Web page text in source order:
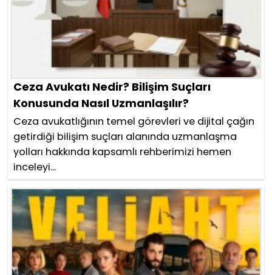
Ceza Avukatı Nedir? Bilişim Suçları
Konusunda Nasıl Uzmanlaşılır?
Ceza avukatlığının temel görevleri ve dijital çağın
getirdiği bilişim suçları alanında uzmanlaşma
yolları hakkında kapsamlı rehberimizi hemen
inceleyi...